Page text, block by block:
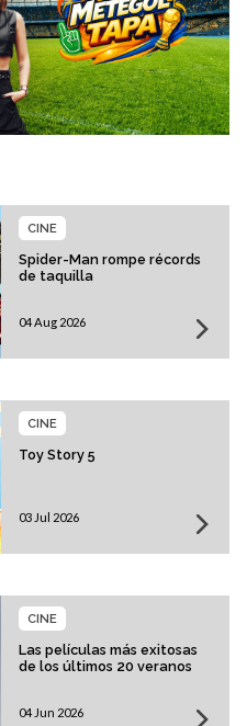
Spider-Man rompe récords
de taquilla
CINE
04 Aug 2026
Toy Story 5
CINE
03 Jul 2026
Las películas más exitosas
de los últimos 20 veranos
CINE
04 Jun 2026